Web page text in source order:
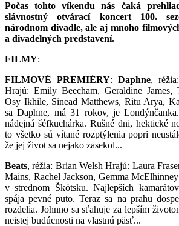
Počas tohto víkendu nás čaká
slávnostný otvárací koncert 100.
národnom divadle, ale aj mnoho
a divadelných predstavení.
FILMY:
FILMOVÉ PREMIÉRY: Daphne,
Hrajú: Emily Beecham, Geraldine James,
Osy Ikhile, Sinead Matthews, Ritu Arya,
sa Daphne, má 31 rokov, je
nádejná šéfkuchárka. Rušné dni, hektické
to všetko sú vítané rozptýlenia popri
že jej život sa nejako zasekol...
Beats, réžia: Brian Welsh Hrajú: Laura
Mains, Rachel Jackson, Gemma
v strednom Škótsku. Najlepších
spája pevné puto. Teraz sa na prahu
rozdelia. Johnno sa sťahuje za lepším
neistej budúcnosti na vlastnú päsť...